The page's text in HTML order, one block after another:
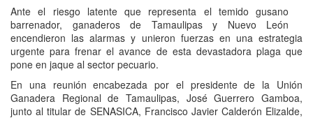
Ante el riesgo latente que representa el temido gusano
barrenador, ganaderos de Tamaulipas y Nuevo León
encendieron las alarmas y unieron fuerzas en una estrategia
urgente para frenar el avance de esta devastadora plaga que
pone en jaque al sector pecuario.
En una reunión encabezada por el presidente de la Unión
Ganadera Regional de Tamaulipas, José Guerrero Gamboa,
junto al titular de SENASICA, Francisco Javier Calderón Elizalde,